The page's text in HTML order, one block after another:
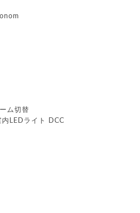
ム切替
LEDライト DCC